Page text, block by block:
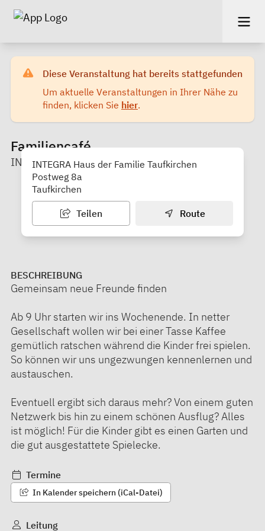
Diese Veranstaltung hat bereits stattgefunden
Um aktuelle Veranstaltungen in Ihrer Nähe zu
finden, klicken Sie hier.
Familiencafé
INTEGRA Haus der Familie Taufkirchen
INTEGRA Haus der Familie Taufkirchen
Postweg 8a
Taufkirchen
Teilen Route
BESCHREIBUNG
Gemeinsam neue Freunde finden
Ab 9 Uhr starten wir ins Wochenende. In netter
Gesellschaft wollen wir bei einer Tasse Kaffee
gemütlich ratschen während die Kinder frei spielen.
So können wir uns ungezwungen kennenlernen und
austauschen.
Eventuell ergibt sich daraus mehr? Von einem guten
Netzwerk bis hin zu einem schönen Ausflug? Alles
ist möglich! Für die Kinder gibt es einen Garten und
die gut ausgestattete Spielecke.
Termine
In Kalender speichern (iCal-Datei)
Leitung